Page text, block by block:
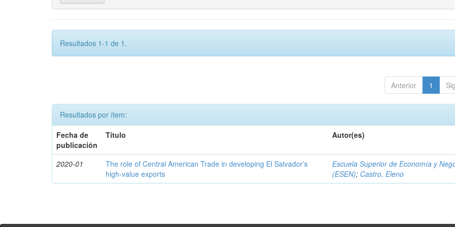
Resultados 1-1 de 1.
Anterior 1
Resultados por ítem:
Fecha de
publicación
Título Autor(es)
2020-01
The role of Central American Trade in developing El Salvador’s
high-value exports
Escuela Superior de Economía y
(ESEN); Castro, Eleno